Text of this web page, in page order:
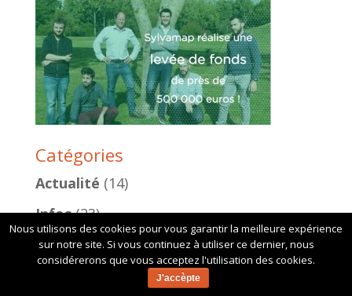
Catégories
Actualité (14)
Infos(23)
Nous utilisons des cookies pour vous garantir la meilleure expérience
sur notre site. Si vous continuez à utiliser ce dernier, nous
considérerons que vous acceptez l'utilisation des cookies.
J'accèpte